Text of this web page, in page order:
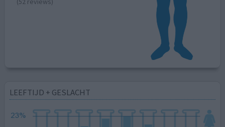
LEEFTIJD + GESLACHT